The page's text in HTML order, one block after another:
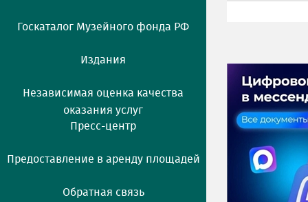
Госкаталог Музейного фонда РФ
Издания
Независимая оценка качества
оказания услуг
Пресс-центр
Предоставление в аренду площадей
Обратная связь